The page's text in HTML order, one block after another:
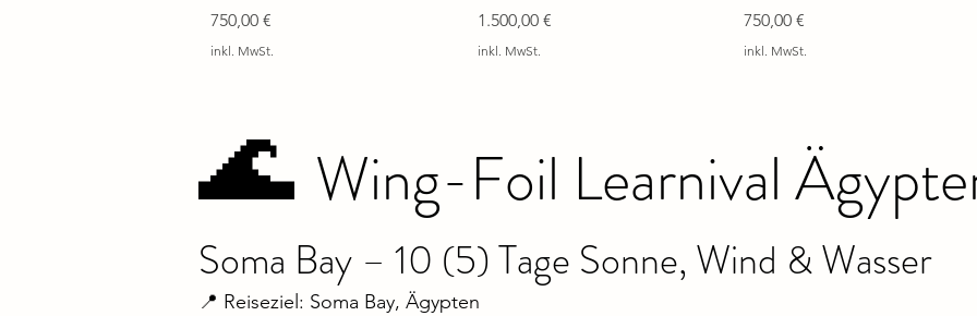
Preis
750,00 €
inkl. MwSt.
Preis
1.500,00 €
inkl. MwSt.
Preis
750,00 €
inkl. MwSt.
🌊 Wing-Foil Learnival
Soma Bay – 10 (5) Tage Sonne, Wind & Wasser
📍 Reiseziel: Soma Bay, Ägypten